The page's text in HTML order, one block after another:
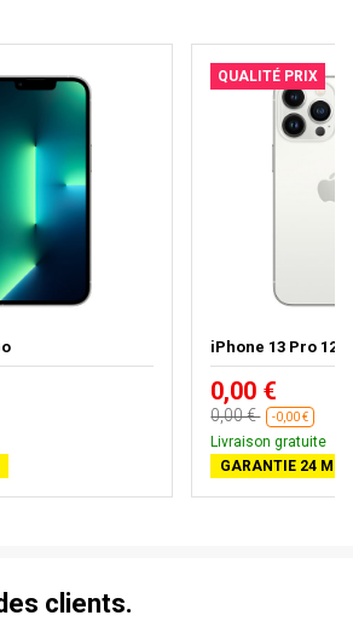
QUALITÉ PRIX
iPhone 13 Pro 128
0,00 €
0,00 € -0,00 €
Livraison gratuite
GARANTIE 24
clients.